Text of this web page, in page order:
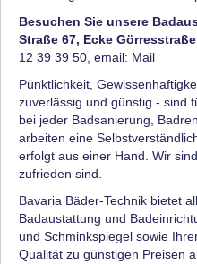
Besuchen Sie unsere
Straße 67, Ecke
12 39 39 50, email: Mail
Pünktlichkeit,
zuverlässig und günstig - sind
bei jeder Badsanierung,
arbeiten eine
erfolgt aus einer Hand. Wir
zufrieden sind.
Bavaria Bäder-Technik bietet
Badaustattung und
und Schminkspiegel sowie
Qualität zu günstigen Preisen